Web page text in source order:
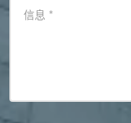
信息 *